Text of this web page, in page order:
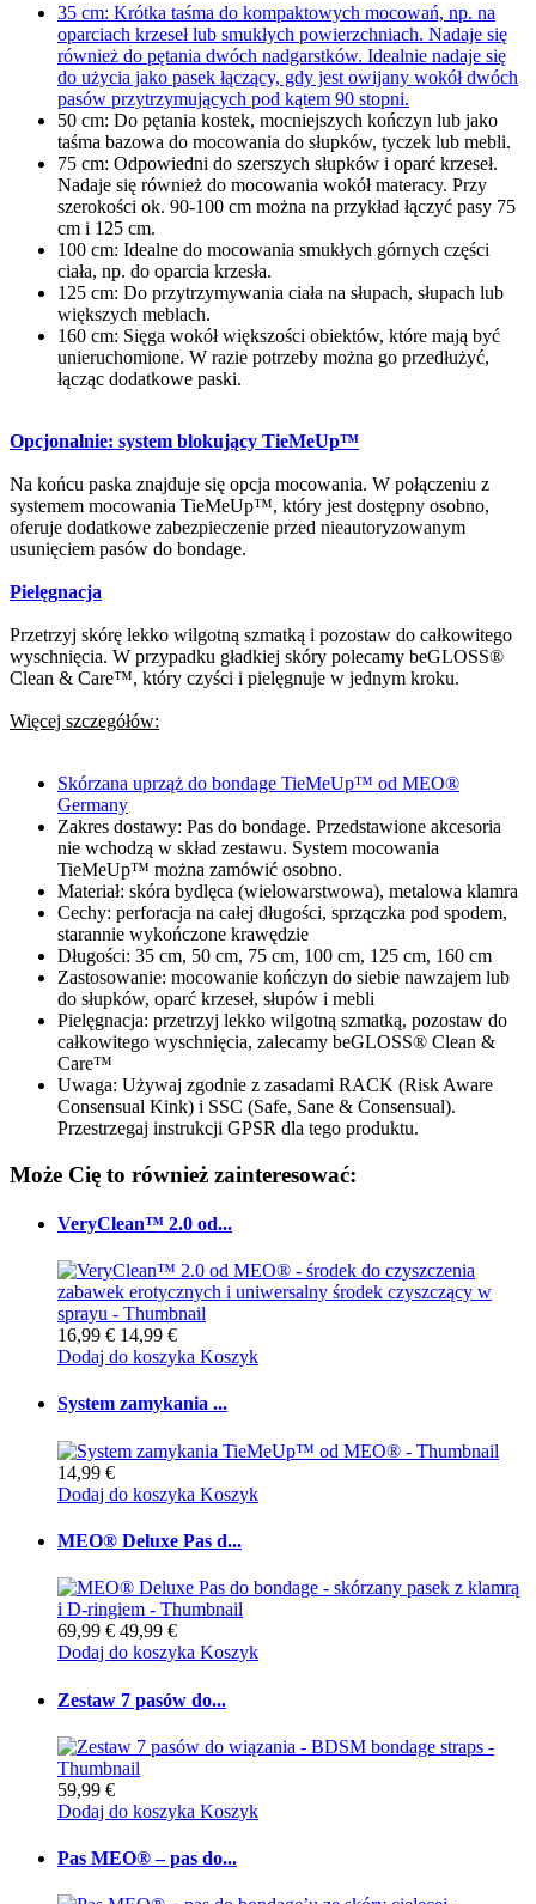
35 cm: Krótka taśma do kompaktowych mocowań, np. na
oparciach krzeseł lub smukłych powierzchniach. Nadaje się
również do pętania dwóch nadgarstków. Idealnie nadaje się
do użycia jako pasek łączący, gdy jest owijany wokół dwóch
pasów przytrzymujących pod kątem 90 stopni.
50 cm: Do pętania kostek, mocniejszych kończyn lub jako
taśma bazowa do mocowania do słupków, tyczek lub mebli.
75 cm: Odpowiedni do szerszych słupków i oparć krzeseł.
Nadaje się również do mocowania wokół materacy. Przy
szerokości ok. 90-100 cm można na przykład łączyć pasy 75
cm i 125 cm.
100 cm: Idealne do mocowania smukłych górnych części
ciała, np. do oparcia krzesła.
125 cm: Do przytrzymywania ciała na słupach, słupach lub
większych meblach.
160 cm: Sięga wokół większości obiektów, które mają być
unieruchomione. W razie potrzeby można go przedłużyć,
łącząc dodatkowe paski.
Opcjonalnie: system blokujący TieMeUp™
Na końcu paska znajduje się opcja mocowania. W połączeniu z
systemem mocowania TieMeUp™, który jest dostępny osobno,
oferuje dodatkowe zabezpieczenie przed nieautoryzowanym
usunięciem pasów do bondage.
Pielęgnacja
Przetrzyj skórę lekko wilgotną szmatką i pozostaw do całkowitego
wyschnięcia. W przypadku gładkiej skóry polecamy beGLOSS®
Clean & Care™, który czyści i pielęgnuje w jednym kroku.
Więcej szczegółów:
Skórzana uprząż do bondage TieMeUp™ od MEO®
Germany
Zakres dostawy: Pas do bondage. Przedstawione akcesoria
nie wchodzą w skład zestawu. System mocowania
TieMeUp™ można zamówić osobno.
Materiał: skóra bydlęca (wielowarstwowa), metalowa klamra
Cechy: perforacja na całej długości, sprzączka pod spodem,
starannie wykończone krawędzie
Długości: 35 cm, 50 cm, 75 cm, 100 cm, 125 cm, 160 cm
Zastosowanie: mocowanie kończyn do siebie nawzajem lub
do słupków, oparć krzeseł, słupów i mebli
Pielęgnacja: przetrzyj lekko wilgotną szmatką, pozostaw do
całkowitego wyschnięcia, zalecamy beGLOSS® Clean &
Care™
Uwaga: Używaj zgodnie z zasadami RACK (Risk Aware
Consensual Kink) i SSC (Safe, Sane & Consensual).
Przestrzegaj instrukcji GPSR dla tego produktu.
Może Cię to również zainteresować:
VeryClean™ 2.0 od...
16,99 € 14,99 €
Dodaj do koszyka Koszyk
System zamykania ...
14,99 €
Dodaj do koszyka Koszyk
MEO® Deluxe Pas d...
69,99 € 49,99 €
Dodaj do koszyka Koszyk
Zestaw 7 pasów do...
59,99 €
Dodaj do koszyka Koszyk
Pas MEO® – pas do...